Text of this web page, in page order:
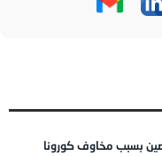
بسبب مخاوف كورونا